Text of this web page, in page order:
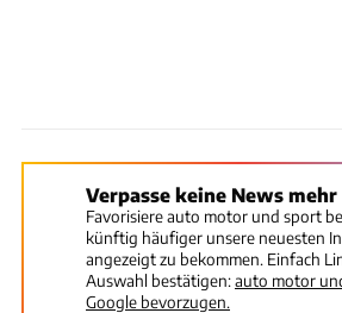
Verpasse keine News mehr
Favorisiere auto motor und sport
künftig häufiger unsere neuesten
angezeigt zu bekommen. Einfach
Auswahl bestätigen:auto motor
Google bevorzugen.